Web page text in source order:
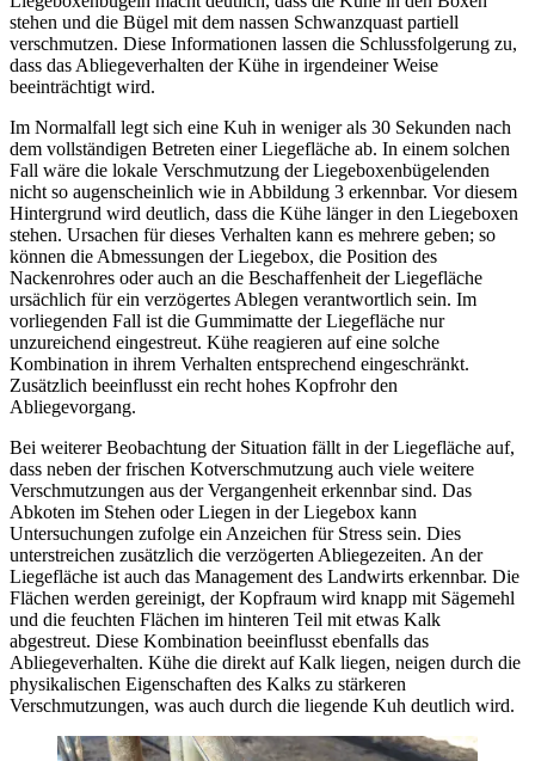
stehen und die Bügel mit dem nassen Schwanzquast partiell
verschmutzen. Diese Informationen lassen die Schlussfolgerung zu,
dass das Abliegeverhalten der Kühe in irgendeiner Weise
beeinträchtigt wird.
Im Normalfall legt sich eine Kuh in weniger als 30 Sekunden nach
dem vollständigen Betreten einer Liegefläche ab. In einem solchen
Fall wäre die lokale Verschmutzung der Liegeboxenbügelenden
nicht so augenscheinlich wie in Abbildung 3 erkennbar. Vor diesem
Hintergrund wird deutlich, dass die Kühe länger in den Liegeboxen
stehen. Ursachen für dieses Verhalten kann es mehrere geben; so
können die Abmessungen der Liegebox, die Position des
Nackenrohres oder auch an die Beschaffenheit der Liegefläche
ursächlich für ein verzögertes Ablegen verantwortlich sein. Im
vorliegenden Fall ist die Gummimatte der Liegefläche nur
unzureichend eingestreut. Kühe reagieren auf eine solche
Kombination in ihrem Verhalten entsprechend eingeschränkt.
Zusätzlich beeinflusst ein recht hohes Kopfrohr den
Abliegevorgang.
Bei weiterer Beobachtung der Situation fällt in der Liegefläche auf,
dass neben der frischen Kotverschmutzung auch viele weitere
Verschmutzungen aus der Vergangenheit erkennbar sind. Das
Abkoten im Stehen oder Liegen in der Liegebox kann
Untersuchungen zufolge ein Anzeichen für Stress sein. Dies
unterstreichen zusätzlich die verzögerten Abliegezeiten. An der
Liegefläche ist auch das Management des Landwirts erkennbar. Die
Flächen werden gereinigt, der Kopfraum wird knapp mit Sägemehl
und die feuchten Flächen im hinteren Teil mit etwas Kalk
abgestreut. Diese Kombination beeinflusst ebenfalls das
Abliegeverhalten. Kühe die direkt auf Kalk liegen, neigen durch die
physikalischen Eigenschaften des Kalks zu stärkeren
Verschmutzungen, was auch durch die liegende Kuh deutlich wird.